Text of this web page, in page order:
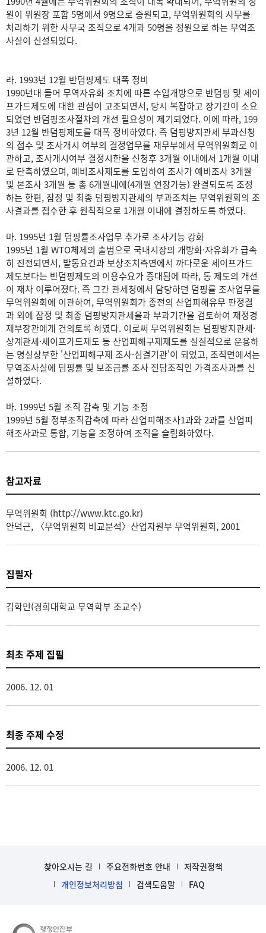
원이 위원장 포함 5명에서 9명으로 증원되고, 무역위원회의 사무를
처리하기 위한 사무국 조직으로 4개과 50명을 정원으로 하는 무역조
사실이 신설되었다.
라. 1993년 12월 반덤핑제도 대폭 정비
1990년대 들어 무역자유화 조치에 따른 수입개방으로 반덤핑 및 세이
프가드제도에 대한 관심이 고조되면서, 당시 복잡하고 장기간이 소요
되었던 반덤핑조사절차의 개선 필요성이 제기되었다. 이에 따라, 199
3년 12월 반덤핑제도를 대폭 정비하였다. 즉 덤핑방지관세 부과신청
의 접수 및 조사개시 여부의 결정업무를 재무부에서 무역위원회로 이
관하고, 조사개시여부 결정시한을 신청후 3개월 이내에서 1개월 이내
로 단축하였으며, 예비조사제도를 도입하여 조사가 예비조사 3개월
및 본조사 3개월 등 총 6개월내에(4개월 연장가능) 완결되도록 조정
하는 한편, 잠정 및 최종 덤핑방지관세의 부과조치는 무역위원회의 조
사결과를 접수한 후 원칙적으로 1개월 이내에 결정하도록 하였다.
마. 1995년 1월 덤핑률조사업무 추가로 조사기능 강화
1995년 1월 WTO체제의 출범으로 국내시장의 개방화·자유화가 급속
히 진전되면서, 발동요건과 보상조치측면에서 까다로운 세이프가드
제도보다는 반덤핑제도의 이용수요가 증대됨에 따라, 동 제도의 개선
이 재차 이루어졌다. 즉 그간 관세청에서 담당하던 덤핑률 조사업무를
무역위원회에 이관하여, 무역위원회가 종전의 산업피해유무 판정결
과 외에 잠정 및 최종 덤핑방지관세율과 부과기간을 검토하여 재정경
제부장관에게 건의토록 하였다. 이로써 무역위원회는 덤핑방지관세·
상계관세·세이프가드제도 등 산업피해구제제도를 실질적으로 운용하
는 명실상부한 '산업피해구제 조사·심결기관'이 되었고, 조직면에서는
무역조사실에 덤핑률 및 보조금률 조사 전담조직인 가격조사과를 신
설하였다.
바. 1999년 5월 조직 감축 및 기능 조정
1999년 5월 정부조직감축에 따라 산업피해조사1과와 2과를 산업피
해조사과로 통합, 기능을 조정하여 조직을 슬림화하였다.
참고자료
무역위원회 (http://www.ktc.go.kr)
안덕근, 〈무역위원회 비교분석〉산업자원부 무역위원회, 2001
집필자
김학민(경희대학교 무역학부 조교수)
최초 주제 집필
2006. 12. 01
최종 주제 수정
2006. 12. 01
찾아오시는 길 주요전화번호 안내
저작권정책
개인정보처리방침
검색도움말 FAQ